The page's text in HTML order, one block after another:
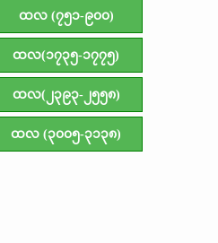
ထလ (၇၅၁-၉၀၀)
ထလ(၁၇၃၅-၁၇၇၅)
ထလ(၂၃၉၃-၂၅၅၈)
ထလ (၃၀၀၅-၃၁၃၈)